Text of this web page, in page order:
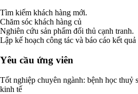
Tìm kiếm khách hàng mới.
Chăm sóc khách hàng củ
Nghiên cứu sản phẩm đối thủ cạnh tranh.
Lập kế hoạch công tác và báo cáo kết quả
Yêu cầu ứng viên
Tốt nghiệp chuyên ngành: bệnh học thuỷ
kinh tế